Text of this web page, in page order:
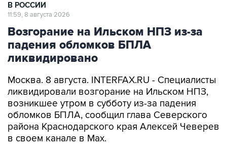
В РОССИИ
11:59, 8 августа 2026
Возгорание на Ильском НПЗ из-за
падения обломков БПЛА
ликвидировано
Москва. 8 августа. INTERFAX.RU - Специалисты
ликвидировали возгорание на Ильском НПЗ,
возникшее утром в субботу из-за падения
обломков БПЛА, сообщил глава Северского
района Краснодарского края Алексей Чеверев
в своем канале в Max.